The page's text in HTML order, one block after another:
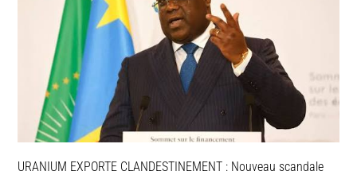
URANIUM EXPORTE CLANDESTINEMENT : Nouveau scandale